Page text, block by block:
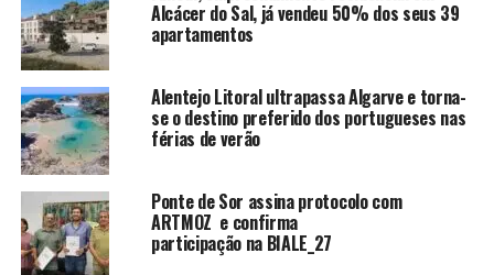
Alcácer do Sal, já vendeu 50% dos seus 39
apartamentos
Alentejo Litoral ultrapassa Algarve e torna-
se o destino preferido dos portugueses nas
férias de verão
Ponte de Sor assina protocolo com
ARTMOZ e confirma
participação na BIALE_27